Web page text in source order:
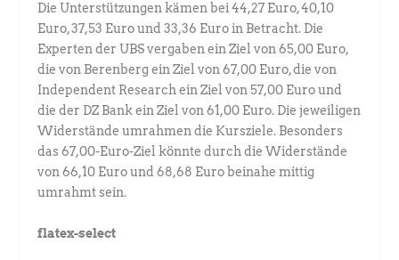
Die Unterstützungen kämen bei 44,27 Euro, 40,10
Euro, 37,53 Euro und 33,36 Euro in Betracht. Die
Experten der UBS vergaben ein Ziel von 65,00 Euro,
die von Berenberg ein Ziel von 67,00 Euro, die von
Independent Research ein Ziel von 57,00 Euro und
die der DZ Bank ein Ziel von 61,00 Euro. Die jeweiligen
Widerstände umrahmen die Kursziele. Besonders
das 67,00-Euro-Ziel könnte durch die Widerstände
von 66,10 Euro und 68,68 Euro beinahe mittig
umrahmt sein.
flatex-select